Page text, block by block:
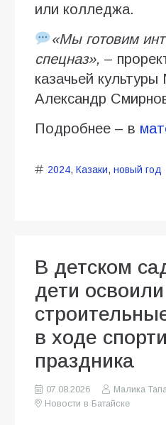
или колледжа.
«Мы готовим
спецназ», –
казачьей
Александр
Подробнее – в
2024, Казаки, новый год
В детском
дети освоили
в ходе
праздника
07.08.2026
Малика
Новости в Батайске